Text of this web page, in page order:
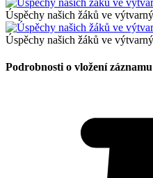
Úspěchy našich žáků ve
Úspěchy našich žáků ve
Podrobnosti o vložení záznamu